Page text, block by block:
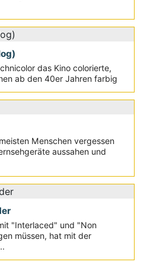
das Kino colorierte,
ab den 40er Jahren farbig
Menschen vergessen
aussahen und
"Interlaced" und "Non
müssen, hat mit der